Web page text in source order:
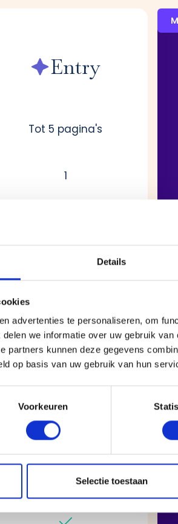
Details
advertenties te personaliseren, om
we informatie over uw gebruik
partners kunnen deze gegevens
op basis van uw gebruik van hun
Voorkeuren
Selectie toestaan
Entry
Tot 5 pagina's
1
1 Motion+
Tot 2 talen